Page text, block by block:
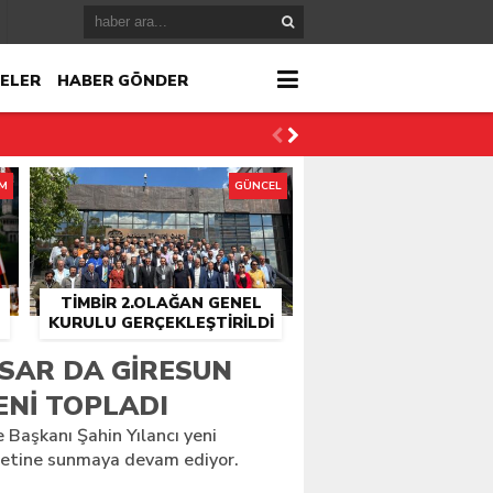
HABER GÖNDER
TİMBİR 2.OLAĞAN GENEL
KURULU GERÇEKLEŞTIRILDI
GÜNCEL
DA GIRESUN
TOPLADI
Şahin Yılancı yeni
sunmaya devam ediyor.